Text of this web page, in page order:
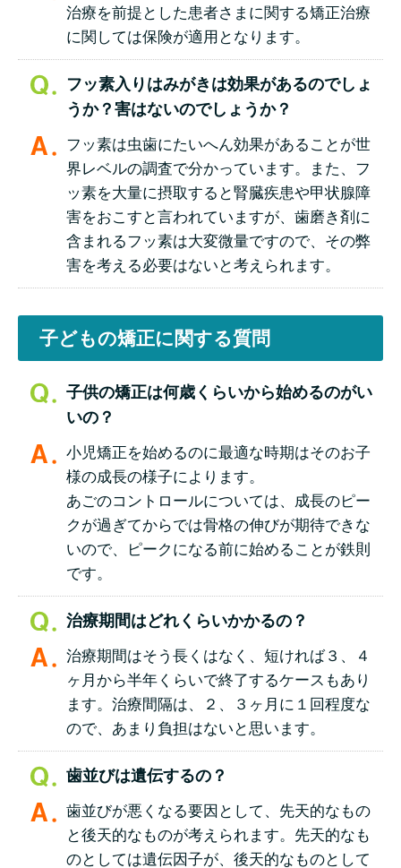
治療を前提とした患者さまに関する矯正治療
に関しては保険が適用となります。
フッ素入りはみがきは効果があるのでしょ
うか？害はないのでしょうか？
フッ素は虫歯にたいへん効果があることが世
界レベルの調査で分かっています。また、フ
ッ素を大量に摂取すると腎臓疾患や甲状腺障
害をおこすと言われていますが、歯磨き剤に
含まれるフッ素は大変微量ですので、その弊
害を考える必要はないと考えられます。
子どもの矯正に関する質問
子供の矯正は何歳くらいから始めるのがい
いの？
小児矯正を始めるのに最適な時期はそのお子
様の成長の様子によります。
あごのコントロールについては、成長のピー
クが過ぎてからでは骨格の伸びが期待できな
いので、ピークになる前に始めることが鉄則
です。
治療期間はどれくらいかかるの？
治療期間はそう長くはなく、短ければ３、４
ヶ月から半年くらいで終了するケースもあり
ます。治療間隔は、２、３ヶ月に１回程度な
ので、あまり負担はないと思います。
歯並びは遺伝するの？
歯並びが悪くなる要因として、先天的なもの
と後天的なものが考えられます。先天的なも
のとしては遺伝因子が、後天的なものとして